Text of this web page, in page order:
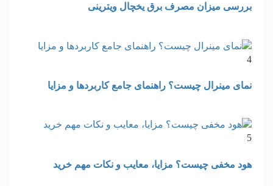
بررسی میزان مصرف برق یخچال ویترینی
4
نمای مینرال چیست؟ راهنمای جامع کاربردها و مزایا
5
هود مخفی چیست؟ مزایا، معایب و نکات مهم خرید